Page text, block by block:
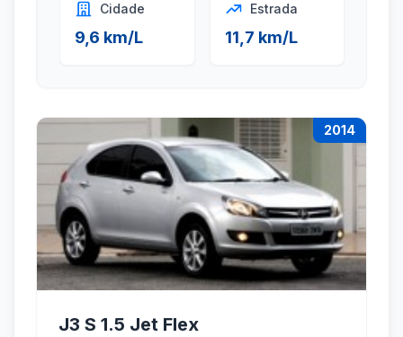
Cidade
9,6 km/L
Estrada
11,7 km/L
2014
J3 S 1.5 Jet Flex